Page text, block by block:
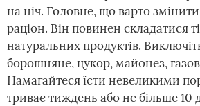
на ніч. Головне, що варто змінити
раціон. Він повинен складатися
натуральних продуктів.
борошняне, цукор, майонез,
Намагайтеся їсти невеликими
триває тиждень або не більше 10